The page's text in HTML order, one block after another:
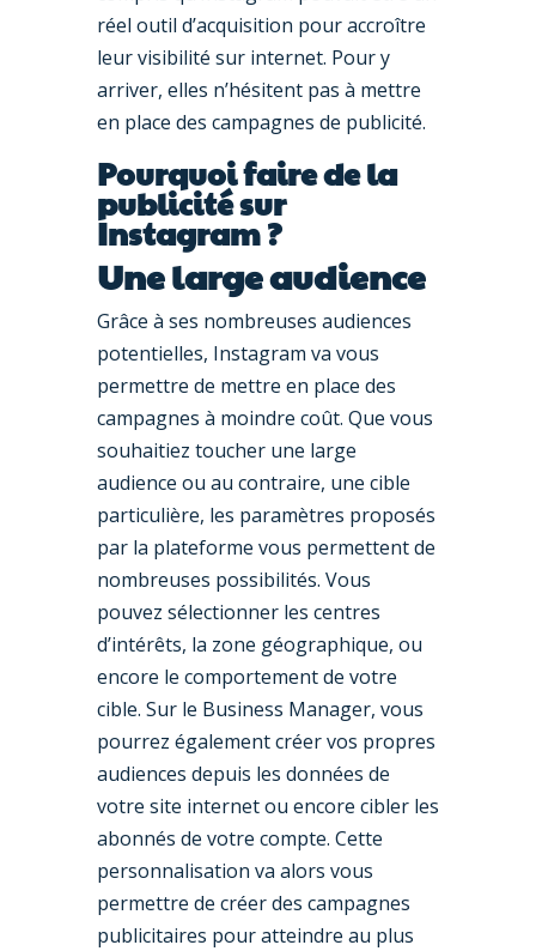
réel outil d’acquisition pour accroître
leur visibilité sur internet. Pour y
arriver, elles n’hésitent pas à mettre
en place des campagnes de publicité.
Pourquoi faire de la
publicité sur
Instagram ?
Une large audience
Grâce à ses nombreuses audiences
potentielles, Instagram va vous
permettre de mettre en place des
campagnes à moindre coût. Que vous
souhaitiez toucher une large
audience ou au contraire, une cible
particulière, les paramètres proposés
par la plateforme vous permettent de
nombreuses possibilités. Vous
pouvez sélectionner les centres
d’intérêts, la zone géographique, ou
encore le comportement de votre
cible. Sur le Business Manager, vous
pourrez également créer vos propres
audiences depuis les données de
votre site internet ou encore cibler les
abonnés de votre compte. Cette
personnalisation va alors vous
permettre de créer des campagnes
publicitaires pour atteindre au plus